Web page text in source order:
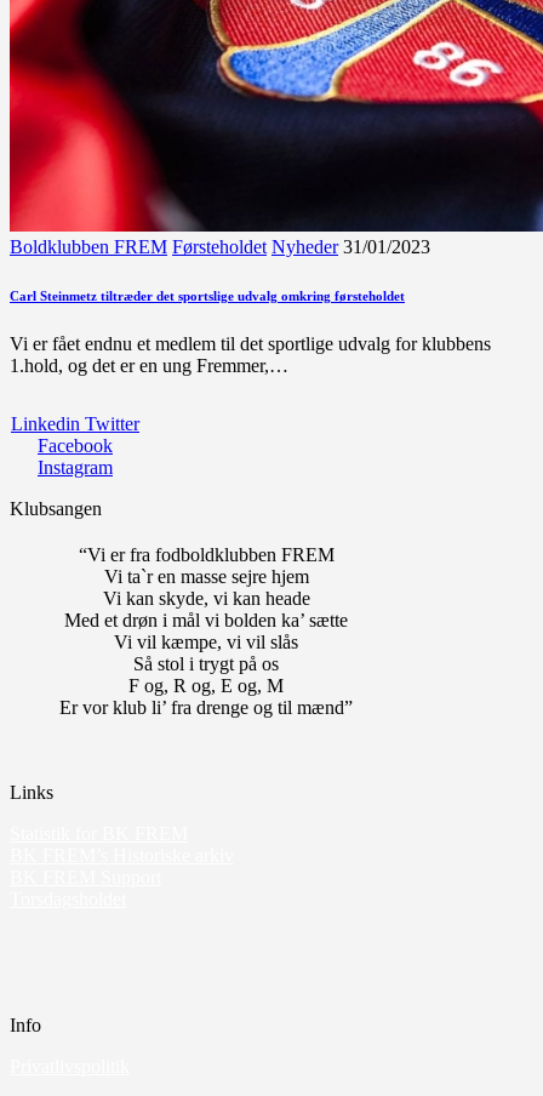
Boldklubben FREM Førsteholdet Nyheder 31/01/2023
Carl Steinmetz tiltræder det sportslige udvalg omkring førsteholdet
Vi er fået endnu et medlem til det sportlige udvalg for klubbens
1.hold, og det er en ung Fremmer,…
Linkedin Twitter
Facebook
Instagram
Klubsangen
“Vi er fra fodboldklubben FREM
Vi ta`r en masse sejre hjem
Vi kan skyde, vi kan heade
Med et drøn i mål vi bolden ka’ sætte
Vi vil kæmpe, vi vil slås
Så stol i trygt på os
F og, R og, E og, M
Er vor klub li’ fra drenge og til mænd”
Links
Info